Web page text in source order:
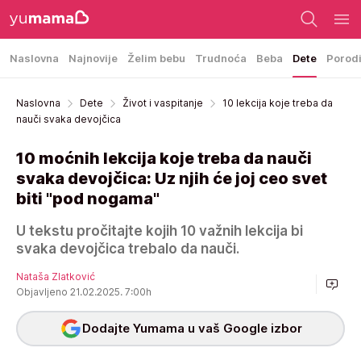
Naslovna Najnovije Želim bebu Trudnoća Beba Dete
Naslovna Dete Život i vaspitanje
10 lekcija koje treba da
nauči svaka devojčica
10 moćnih lekcija koje treba da nauči
svaka devojčica: Uz njih će joj ceo svet
biti "pod nogama"
U tekstu pročitajte kojih 10 važnih lekcija bi
svaka devojčica trebalo da nauči.
Nataša Zlatković
Objavljeno 21.02.2025. 7:00h
Dodajte Yumama u vaš Google izbor